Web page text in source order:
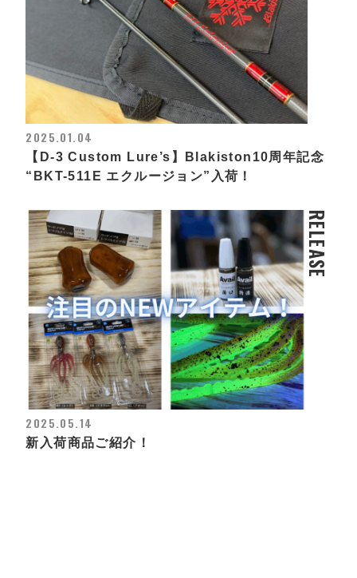
2025.01.04
【D-3 Custom Lure’s】Blakiston10周年記念
“BKT-511E エクルージョン”入荷！
RELEASE
2025.05.14
新入荷商品ご紹介！